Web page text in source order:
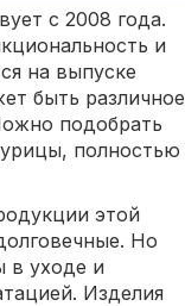
с 2008 года.
и
на выпуске
быть различное
подобрать
полностью
этой
Но
в уходе и
Изделия